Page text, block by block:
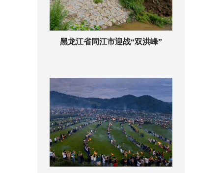
黑龙江省同江市迎战“双洪峰”